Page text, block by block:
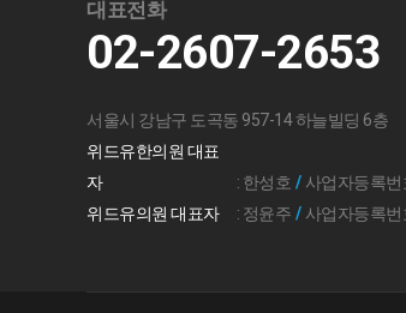
대표전화
02-2607-2653
서울시 강남구 도곡동 957-14 하늘빌딩 6층
위드유한의원 대표
자
: 한성호 / 사업자등록번
위드유의원 대표자
: 정윤주 / 사업자등록번